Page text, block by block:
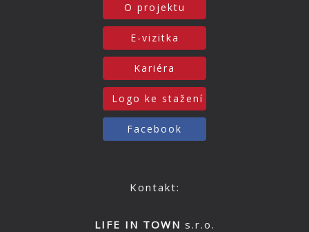
O projektu
E-vizitka
Kariéra
Logo ke stažení
Facebook
Kontakt:
LIFE IN TOWN s.r.o.